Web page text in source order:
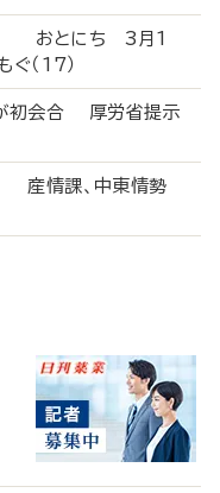
？ おとにち 3月1
（17）
初会合 厚労省提示
産情課、中東情勢